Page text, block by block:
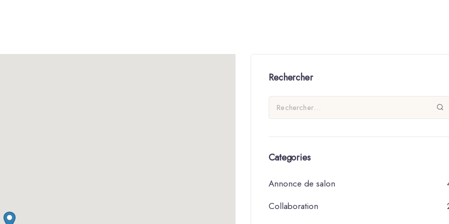
Rechercher
Categories
Annonce de salon
Collaboration